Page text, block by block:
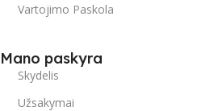
Vartojimo Paskola
Mano paskyra
Skydelis
Užsakymai